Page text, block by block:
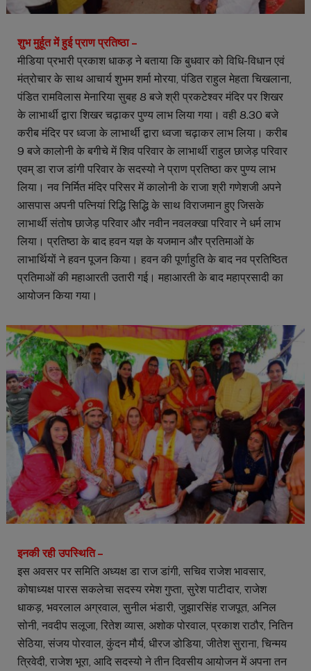
शुभ मुर्हूत में हुई प्राण प्रतिष्ठा –
मीडिया प्रभारी प्रकाश धाकड़ ने बताया कि बुधवार को विधि-विधान एवं
मंत्रोचार के साथ आचार्य शुभम शर्मा मोरया, पंडित राहुल मेहता चिखलाना,
पंडित रामविलास मेनारिया सुबह 8 बजे श्री प्रकटेश्वर मंदिर पर शिखर
के लाभार्थी द्वारा शिखर चढ़ाकर पुण्य लाभ लिया गया। वही 8.30 बजे
करीब मंदिर पर ध्वजा के लाभार्थी द्वारा ध्वजा चढ़ाकर लाभ लिया। करीब
9 बजे कालोनी के बगीचे में शिव परिवार के लाभार्थी राहुल छाजेड़ परिवार
एवम् डा राज डांगी परिवार के सदस्यो ने प्राण प्रतिष्ठा कर पुण्य लाभ
लिया। नव निर्मित मंदिर परिसर में कालोनी के राजा श्री गणेशजी अपने
आसपास अपनी पत्नियां रिद्धि सिद्धि के साथ विराजमान हुए जिसके
लाभार्थी संतोष छाजेड़ परिवार और नवीन नवलक्खा परिवार ने धर्म लाभ
लिया। प्रतिष्ठा के बाद हवन यज्ञ के यजमान और प्रतिमाओं के
लाभार्थियों ने हवन पूजन किया। हवन की पूर्णाहुति के बाद नव प्रतिष्ठित
प्रतिमाओं की महाआरती उतारी गई। महाआरती के बाद महाप्रसादी का
आयोजन किया गया।
इनकी रही उपस्थिति –
इस अवसर पर समिति अध्यक्ष डा राज डांगी, सचिव राजेश भावसार,
कोषाध्यक्ष पारस सकलेचा सदस्य रमेश गुप्ता, सुरेश पाटीदार, राजेश
धाकड़, भवरलाल अग्रवाल, सुनील भंडारी, जुझारसिंह राजपूत, अनिल
सोनी, नवदीप सलूजा, रितेश व्यास, अशोक पोरवाल, प्रकाश राठौर, नितिन
सेठिया, संजय पोरवाल, कुंदन मौर्य, धीरज डोडिया, जीतेश सुराना, चिन्मय
त्रिवेदी, राजेश भूरा, आदि सदस्यो ने तीन दिवसीय आयोजन में अपना तन